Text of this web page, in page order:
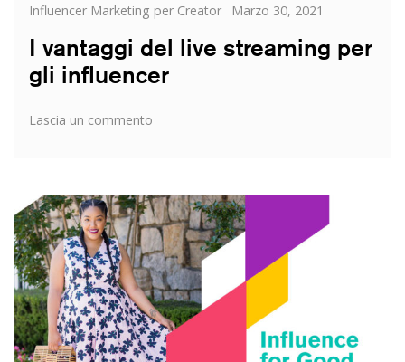
Categorie
Influencer Marketing per Creator
Posted
Marzo 30, 2021
I vantaggi del live streaming per
gli influencer
Lascia un commento
live
streaming
per
gli
influencer